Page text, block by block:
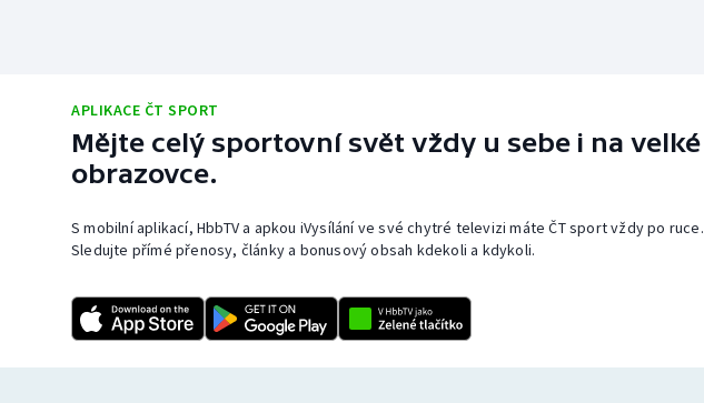
APLIKACE ČT SPORT
Mějte celý sportovní svět vždy u sebe i na velké
obrazovce.
S mobilní aplikací, HbbTV a apkou iVysílání ve své chytré televizi máte ČT sport vždy po ruce.
Sledujte přímé přenosy, články a bonusový obsah kdekoli a kdykoli.